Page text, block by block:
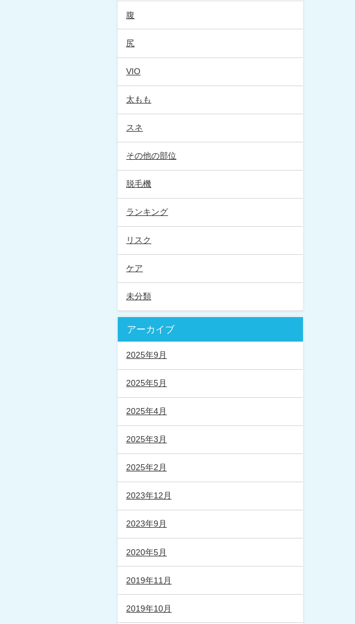
腹
尻
VIO
太もも
スネ
その他の部位
脱毛機
ランキング
リスク
ケア
未分類
アーカイブ
2025年9月
2025年5月
2025年4月
2025年3月
2025年2月
2023年12月
2023年9月
2020年5月
2019年11月
2019年10月